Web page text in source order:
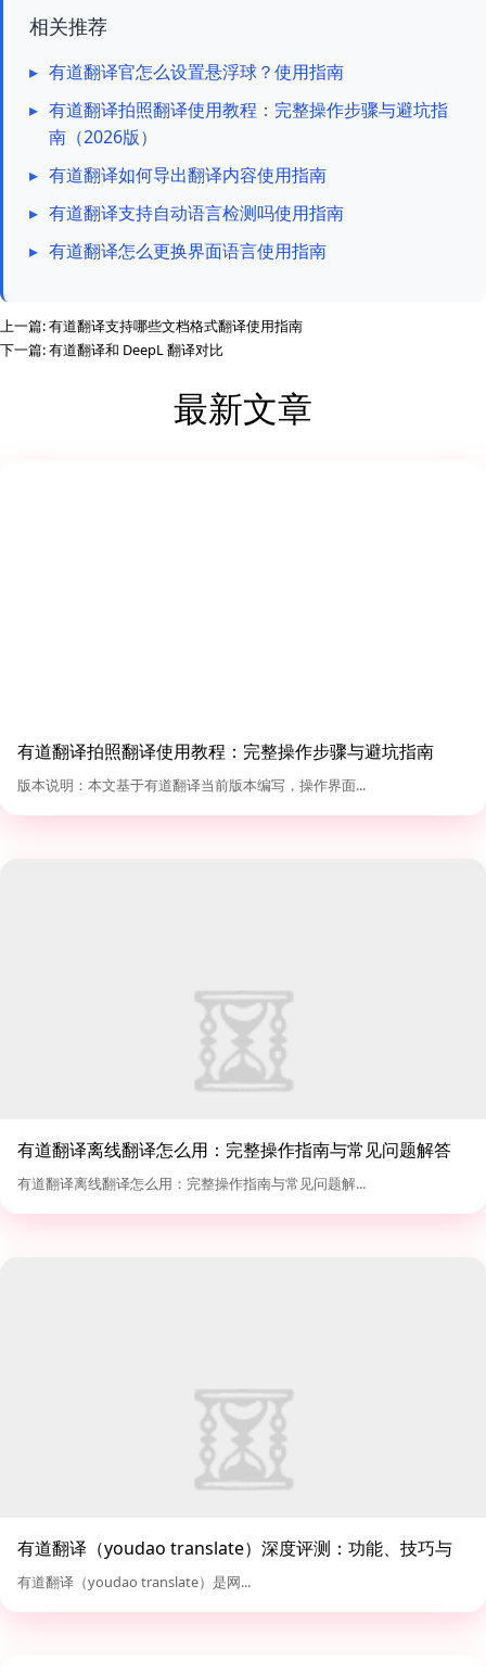
相关推荐
▸ 有道翻译官怎么设置悬浮球？使用指南
▸ 有道翻译拍照翻译使用教程：完整操作步骤与避坑指
南（2026版）
▸ 有道翻译如何导出翻译内容使用指南
▸ 有道翻译支持自动语言检测吗使用指南
▸ 有道翻译怎么更换界面语言使用指南
上一篇:有道翻译支持哪些文档格式翻译使用指南
下一篇:有道翻译和 DeepL 翻译对比
最新文章
有道翻译拍照翻译使用教程：完整操作步骤与避坑指南
（2026版）
版本说明：本文基于有道翻译当前版本编写，操作界面...
有道翻译离线翻译怎么用：完整操作指南与常见问题解答
有道翻译离线翻译怎么用：完整操作指南与常见问题解...
有道翻译（youdao translate）深度评测：功能、技巧与
对比分析
有道翻译（youdao translate）是网...